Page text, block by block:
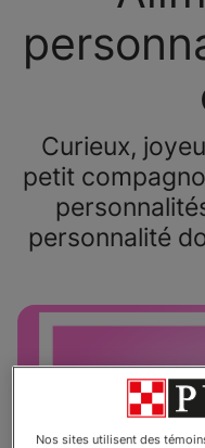
Curieux,
petit
personnalité
Nos sites utilisent des